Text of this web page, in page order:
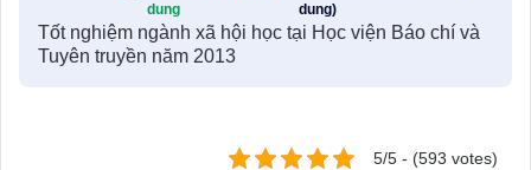
dung
dung)
Tốt nghiệm ngành xã hội học tại Học viện Báo chí và
Tuyên truyền năm 2013
5/5 - (593 votes)